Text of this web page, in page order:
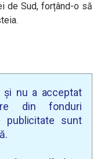
de Sud, forțând-o să
și nu a acceptat
din fonduri
publicitate sunt